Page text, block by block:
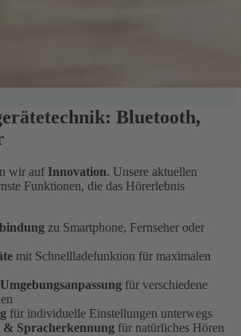
Bluetooth,
wir auf Innovation. Unsere aktuellen
Funktionen, die das Hörerlebnis
zu Smartphone, Fernseher oder
mit Schnellladefunktion für maximalen
für verschiedene
für individuelle Einstellungen unterwegs
& Spracherkennung für natürliches Hören